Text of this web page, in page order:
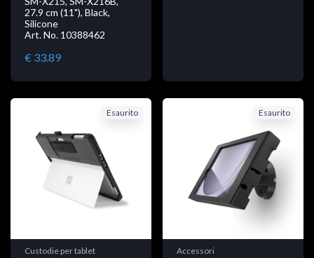
27.9 cm (11"), Black,
Silicone
Art. No. 10388462
€ 33.89
Esaurito
Custodie per tablet
Esaurito
Accessori